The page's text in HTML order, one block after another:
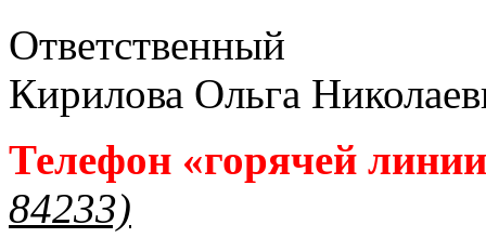
Ответственный
Кирилова Ольга
Телефон «горячей
84233)